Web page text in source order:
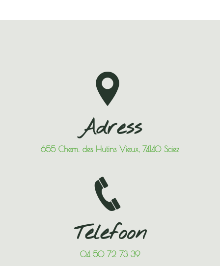
Adress
655 Chem. des Hutins Vieux, 74140 Sciez
Telefoon
04 50 72 73 39